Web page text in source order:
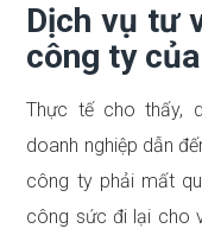
Dịch vụ tư
công ty
Thực tế cho thấy,
doanh nghiệp dẫn
công ty phải mất
công sức đi lại cho